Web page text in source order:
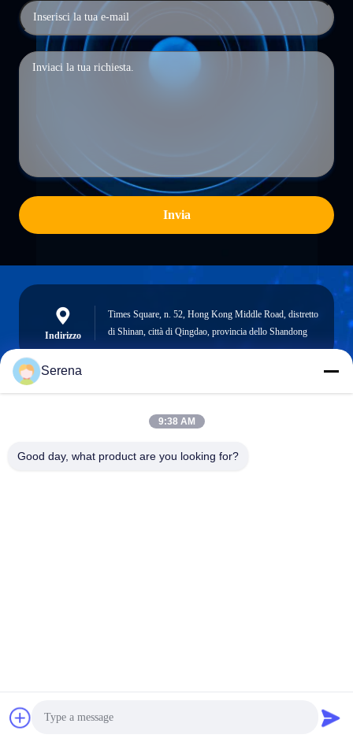
Invia
Indirizzo
Times Square, n. 52, Hong Kong Middle Road, distretto
di Shinan, città di Qingdao, provincia dello Shandong
robert@ailitecover.com
Serena
9:38 AM
Good day, what product are you looking for?